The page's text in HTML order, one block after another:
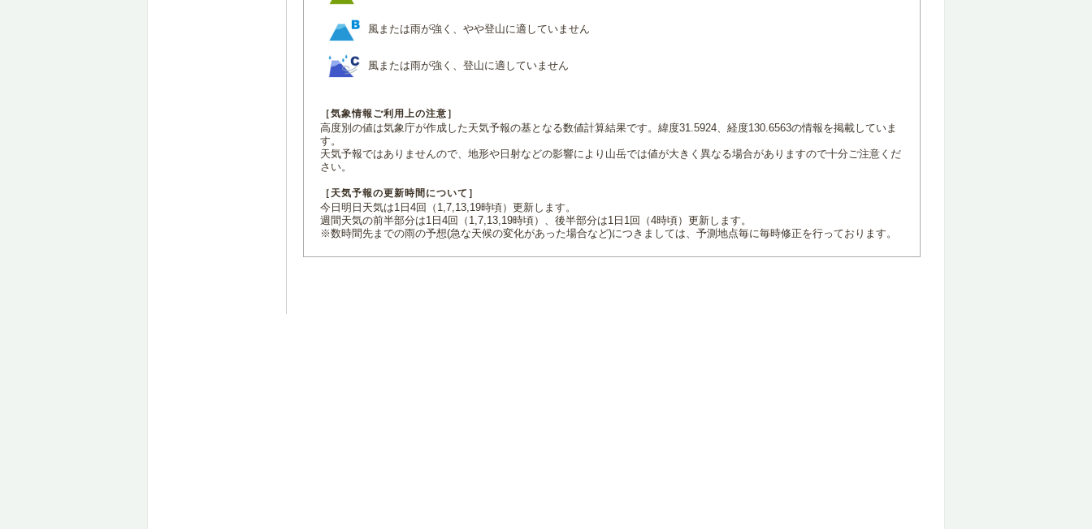
風または雨が強く、やや登山に適していません
風または雨が強く、登山に適していません
［気象情報ご利用上の注意］
高度別の値は気象庁が作成した天気予報の基となる数値計算結果です。緯度31.5924、経度130.6563の情報を掲載していま
す。
天気予報ではありませんので、地形や日射などの影響により山岳では値が大きく異なる場合がありますので十分ご注意くだ
さい。
［天気予報の更新時間について］
今日明日天気は1日4回（1,7,13,19時頃）更新します。
週間天気の前半部分は1日4回（1,7,13,19時頃）、後半部分は1日1回（4時頃）更新します。
※数時間先までの雨の予想(急な天候の変化があった場合など)につきましては、予測地点毎に毎時修正を行っております。